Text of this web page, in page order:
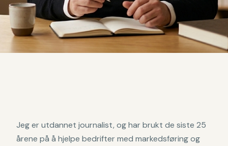
Jeg er utdannet journalist, og har brukt de siste 25
årene på å hjelpe bedrifter med markedsføring og